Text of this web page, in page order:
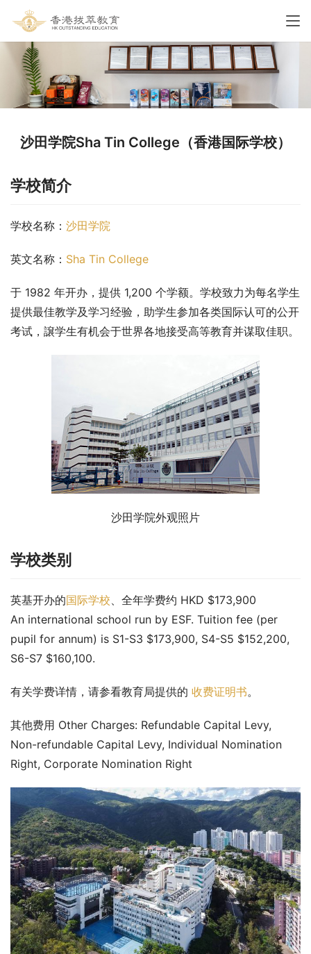
沙田学院Sha Tin College（香港国际学校）
学校简介
学校名称： 沙田学院
英文名称： Sha Tin College
于 1982 年开办，提供 1,200 个学额。学校致力为每名学生
提供最佳教学及学习经验，助学生参加各类国际认可的公开
考试，譲学生有机会于世界各地接受高等教育并谋取佳职。
沙田学院外观照片
学校类别
英基开办的国际学校、全年学费约 HKD $173,900
An international school run by ESF. Tuition fee (per
pupil for annum) is S1-S3 $173,900, S4-S5 $152,200,
S6-S7 $160,100.
有关学费详情，请参看教育局提供的 收费证明书。
其他费用 Other Charges: Refundable Capital Levy,
Non-refundable Capital Levy, Individual Nomination
Right, Corporate Nomination Right